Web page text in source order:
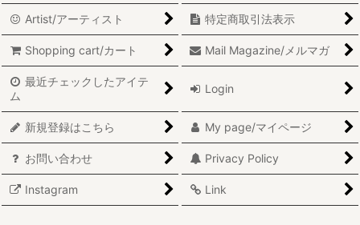
Artist/アーティスト 特定商取引法表示
Shopping cart/カート Mail Magazine/メルマガ
最近チェックしたアイテ
ム
Login
新規登録はこちら My page/マイページ
お問い合わせ Privacy Policy
Instagram Link